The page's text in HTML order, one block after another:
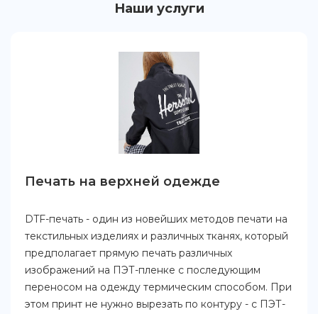
Наши услуги
Печать на верхней одежде
DTF-печать - один из новейших методов печати на
текстильных изделиях и различных тканях, который
предполагает прямую печать различных
изображений на ПЭТ-пленке с последующим
переносом на одежду термическим способом. При
этом принт не нужно вырезать по контуру - с ПЭТ-